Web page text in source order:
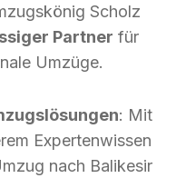
Scholz
Partner für
Umzüge.
: Mit
Expertenwissen
nach Balikesir